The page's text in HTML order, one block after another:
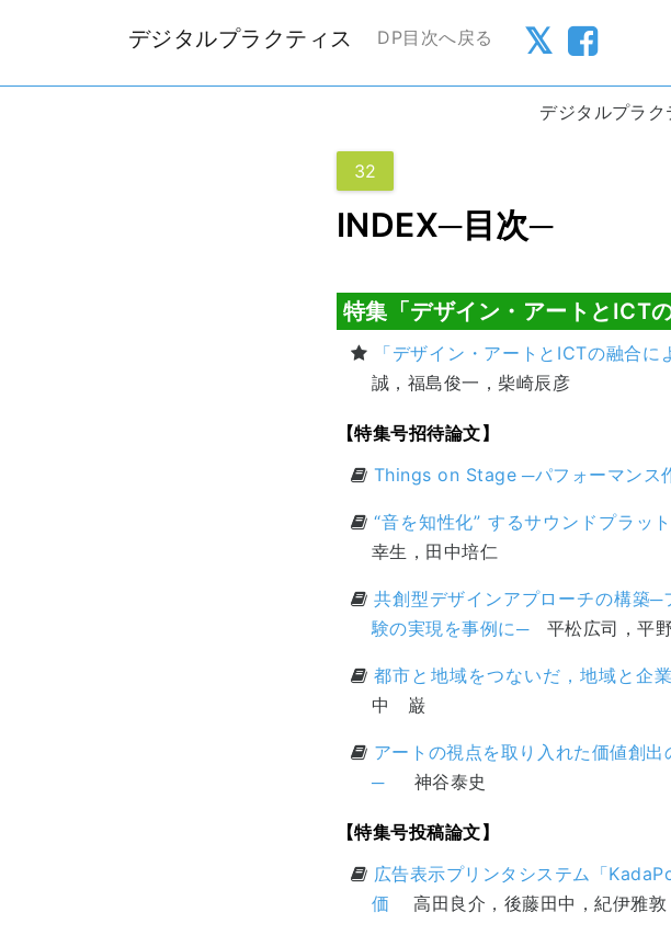
デジタルプラクティス DP目次へ戻る
デジタルプラ
32
INDEX─目次─
特集「デザイン・アートとICT
「デザイン・アートとICTの融合
誠，福島俊一，柴崎辰彦
【特集号招待論文】
Things on Stage ─パフォーマンス
“音を知性化” するサウンドプラッ
幸生，田中培仁
共創型デザインアプローチの構築
験の実現を事例に─平松広司，平
都市と地域をつないだ，地域と企
中 巌
アートの視点を取り入れた価値創
─神谷泰史
【特集号投稿論文】
広告表示プリンタシステム「
価 高田良介，後藤田中，紀伊雅